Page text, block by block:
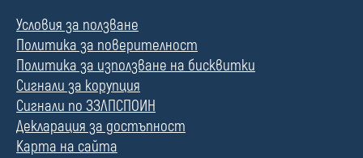
Условия за ползване
Политика за поверителност
Политика за използване на бисквитки
Сигнали за корупция
Сигнали по ЗЗЛПСПОИН
Декларация за достъпност
Карта на сайта